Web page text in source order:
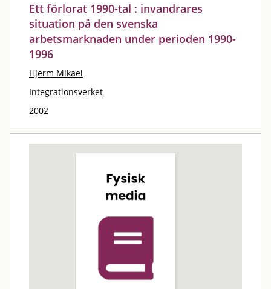
Ett förlorat 1990-tal : invandrares
situation på den svenska
arbetsmarknaden under perioden 1990-
1996
Hjerm Mikael
Integrationsverket
2002